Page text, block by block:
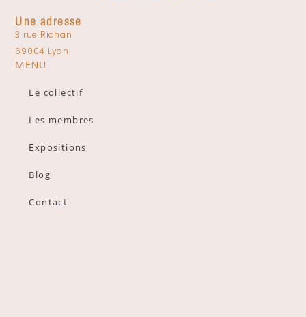
Une adresse
3 rue Richan
69004 Lyon
MENU
Le collectif
Les membres
Expositions
Blog
Contact